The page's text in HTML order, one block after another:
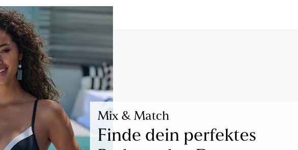
Mix & Match
Finde dein perfektes